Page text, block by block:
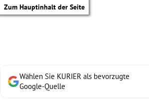
Zum Hauptinhalt der Seite
Wählen Sie KURIER als bevorzugte
Google-Quelle